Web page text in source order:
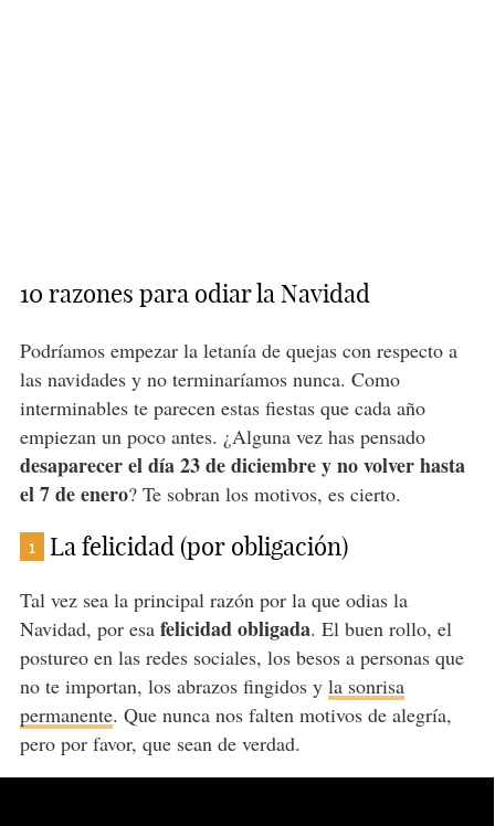
10 razones para odiar la Navidad
Podríamos empezar la letanía de quejas con respecto a
las navidades y no terminaríamos nunca. Como
interminables te parecen estas fiestas que cada año
empiezan un poco antes. ¿Alguna vez has pensado
desaparecer el día 23 de diciembre y no volver hasta
el 7 de enero? Te sobran los motivos, es cierto.
1 La felicidad (por obligación)
Tal vez sea la principal razón por la que odias la
Navidad, por esa felicidad obligada. El buen rollo, el
postureo en las redes sociales, los besos a personas que
no te importan, los abrazos fingidos y la sonrisa
permanente. Que nunca nos falten motivos de alegría,
pero por favor, que sean de verdad.